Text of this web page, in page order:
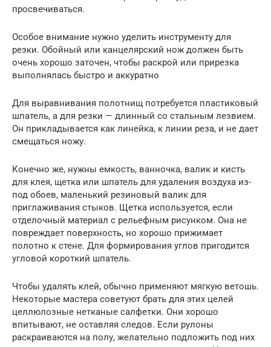
просвечиваться.
Особое внимание нужно уделить инструменту для
резки. Обойный или канцелярский нож должен быть
очень хорошо заточен, чтобы раскрой или прирезка
выполнялась быстро и аккуратно
Для выравнивания полотнищ потребуется пластиковый
шпатель, а для резки — длинный со стальным лезвием.
Он прикладывается как линейка, к линии реза, и не дает
смещаться ножу.
Конечно же, нужны емкость, ванночка, валик и кисть
для клея, щетка или шпатель для удаления воздуха из-
под обоев, маленький резиновый валик для
приглаживания стыков. Щетка используется, если
отделочный материал с рельефным рисунком. Она не
повреждает поверхность, но хорошо прижимает
полотно к стене. Для формирования углов пригодится
угловой короткий шпатель.
Чтобы удалять клей, обычно применяют мягкую ветошь.
Некоторые мастера советуют брать для этих целей
целлюлозные нетканые салфетки. Они хорошо
впитывают, не оставляя следов. Если рулоны
раскраиваются на полу, желательно подложить под них